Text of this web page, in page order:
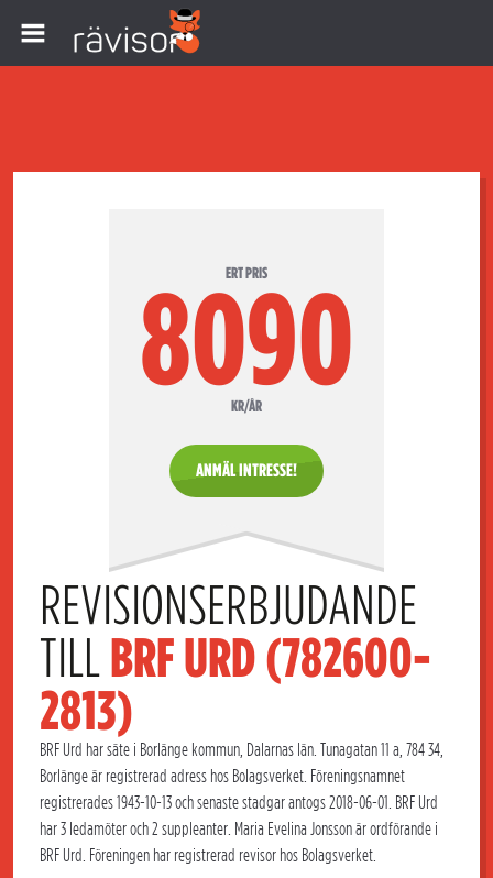
ERT PRIS
8090
KR/ÅR
ANMÄL INTRESSE!
REVISIONSERBJUDANDE
TILL BRF URD (782600-
2813)
BRF Urd har säte i Borlänge kommun, Dalarnas län. Tunagatan 11 a, 784 34,
Borlänge är registrerad adress hos Bolagsverket. Föreningsnamnet
registrerades 1943-10-13 och senaste stadgar antogs 2018-06-01. BRF Urd
har 3 ledamöter och 2 suppleanter. Maria Evelina Jonsson är ordförande i
BRF Urd. Föreningen har registrerad revisor hos Bolagsverket.